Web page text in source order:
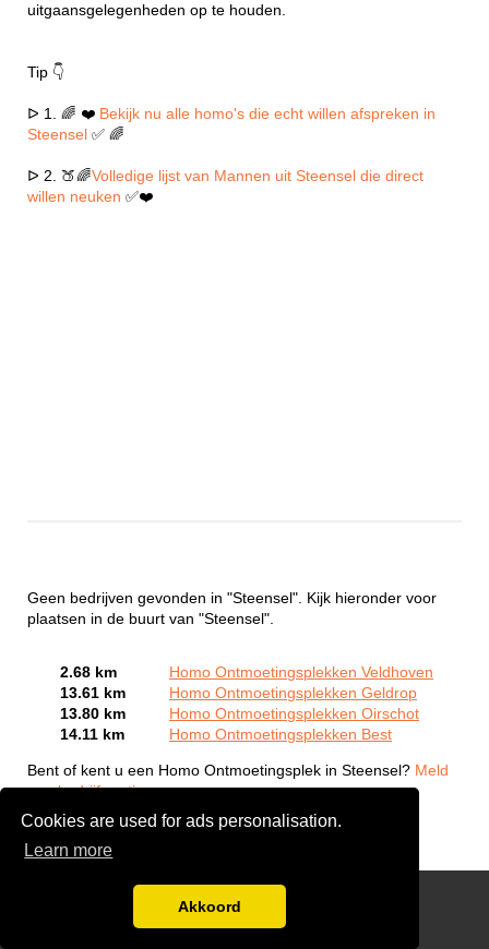
Cookies are used for ads personalisation.
Learn more
Akkoord
uitgaansgelegenheden op te houden.
Tip 👇
ᐅ 1. 🌈 ❤️ Bekijk nu alle homo's die echt willen afspreken in
Steensel ✅ 🌈
ᐅ 2. 🍑🌈Volledige lijst van Mannen uit Steensel die direct
willen neuken ✅❤️
Geen bedrijven gevonden in "Steensel". Kijk hieronder voor
plaatsen in de buurt van "Steensel".
2.68 km
Homo Ontmoetingsplekken Veldhoven
13.61 km
Homo Ontmoetingsplekken Geldrop
13.80 km
Homo Ontmoetingsplekken Oirschot
14.11 km
Homo Ontmoetingsplekken Best
Bent of kent u een Homo Ontmoetingsplek in Steensel? Meld
een bedrijf gratis aan